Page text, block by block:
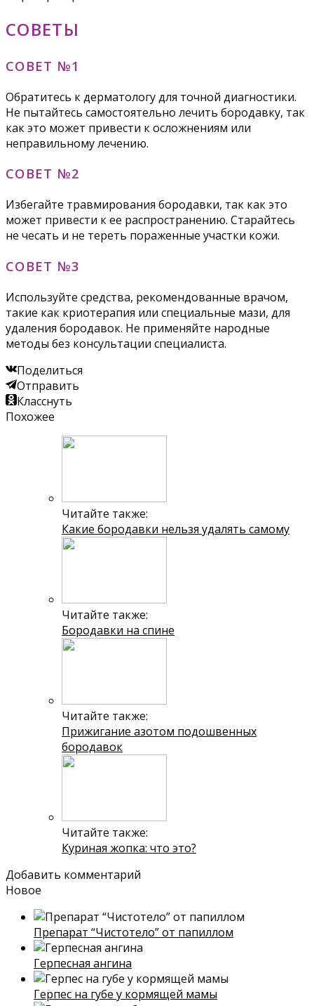
СОВЕТЫ
СОВЕТ №1
Обратитесь к дерматологу для точной диагностики.
Не пытайтесь самостоятельно лечить бородавку, так
как это может привести к осложнениям или
неправильному лечению.
СОВЕТ №2
Избегайте травмирования бородавки, так как это
может привести к ее распространению. Старайтесь
не чесать и не тереть пораженные участки кожи.
СОВЕТ №3
Используйте средства, рекомендованные врачом,
такие как криотерапия или специальные мази, для
удаления бородавок. Не применяйте народные
методы без консультации специалиста.
Поделиться
Отправить
Класснуть
Похожее
Читайте также:
Какие бородавки нельзя удалять самому
Читайте также:
Бородавки на спине
Читайте также:
Прижигание азотом подошвенных
бородавок
Читайте также:
Куриная жопка: что это?
Добавить комментарий
Новое
Препарат “Чистотело” от папиллом
Герпесная ангина
Герпес на губе у кормящей мамы